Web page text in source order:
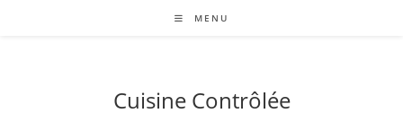
MENU
Cuisine Contrôlée